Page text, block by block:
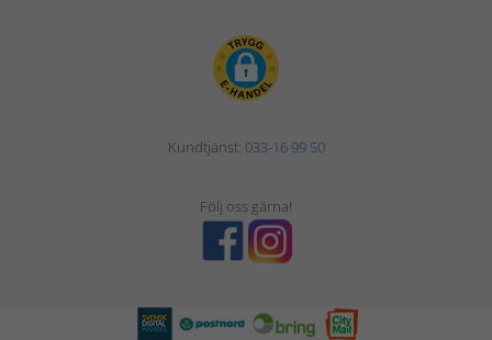
Kundtjänst: 033-16 99 50
Följ oss gärna!